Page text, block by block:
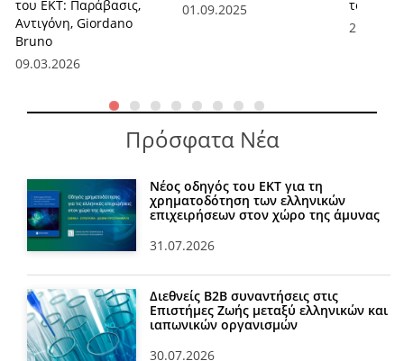
του ΕΚΤ: Παράβασις,
Αντιγόνη, Giordano
Bruno
09.03.2026
01.09.2025
του ΕΚΤ
Πρόσφατα Νέα
Νέος οδηγός του ΕΚΤ για τη
χρηματοδότηση των ελληνικών
επιχειρήσεων στον χώρο της άμυνας
31.07.2026
Διεθνείς Β2Β συναντήσεις στις
Επιστήμες Ζωής μεταξύ ελληνικών και
ιαπωνικών οργανισμών
30.07.2026